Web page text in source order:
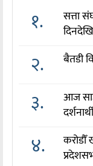
१.
सत्ता
२. बैतडी
३.
आज
४.
करोडौँ